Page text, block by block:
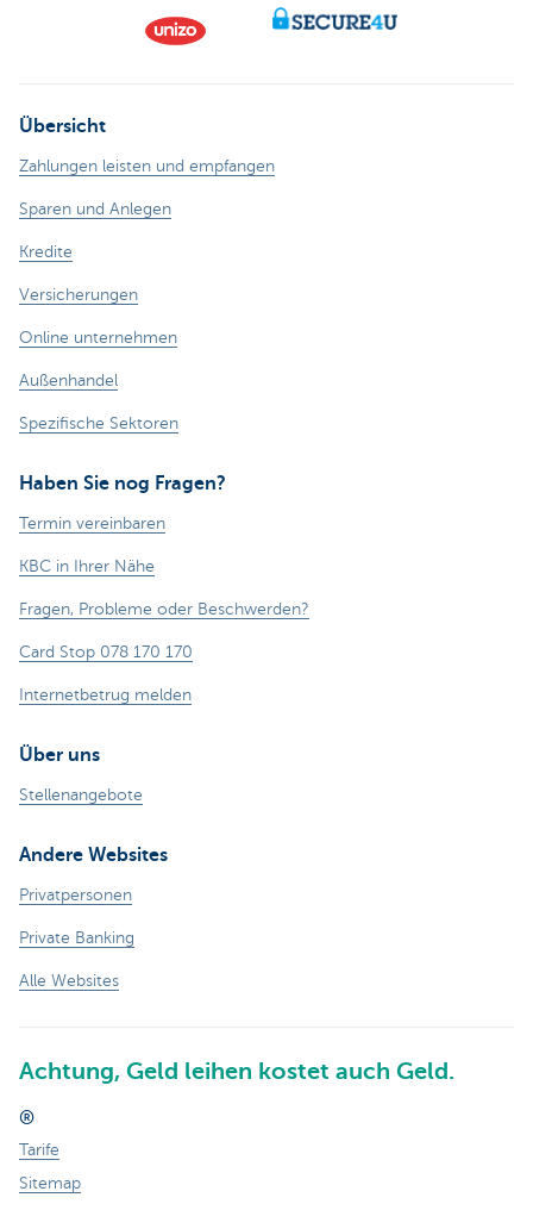
Übersicht
Zahlungen leisten und empfangen
Sparen und Anlegen
Kredite
Versicherungen
Online unternehmen
Außenhandel
Spezifische Sektoren
Haben Sie nog Fragen?
Termin vereinbaren
KBC in Ihrer Nähe
Fragen, Probleme oder Beschwerden?
Card Stop 078 170 170
Internetbetrug melden
Über uns
Stellenangebote
Andere Websites
Privatpersonen
Private Banking
Alle Websites
Achtung, Geld leihen kostet auch Geld.
®
Tarife
Sitemap